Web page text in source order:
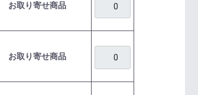
お取り寄せ商品
お取り寄せ商品